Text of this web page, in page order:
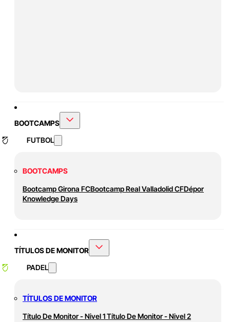
BOOTCAMPS
FUTBOL
BOOTCAMPS
Bootcamp Girona FCBootcamp Real Valladolid CFDépor
Knowledge Days
TÍTULOS DE MONITOR
PADEL
TÍTULOS DE MONITOR
Título De Monitor - Nivel 1Título De Monitor - Nivel 2